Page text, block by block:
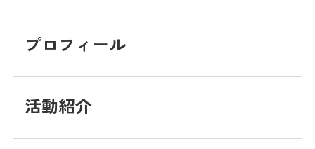
プロフィール
活動紹介